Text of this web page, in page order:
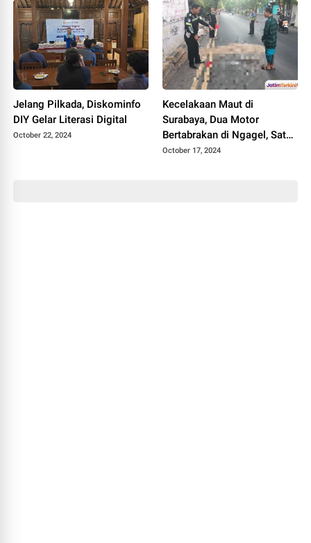
Jelang Pilkada, Diskominfo
DIY Gelar Literasi Digital
October 22, 2024
Kecelakaan Maut di
Surabaya, Dua Motor
Bertabrakan di Ngagel, Satu
Orang Tewas
October 17, 2024